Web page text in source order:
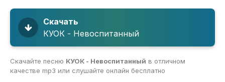
Скачать
КУОК - Невоспитанный
Скачайте песню КУОК - Невоспитанный в отличном
качестве mp3 или слушайте онлайн бесплатно